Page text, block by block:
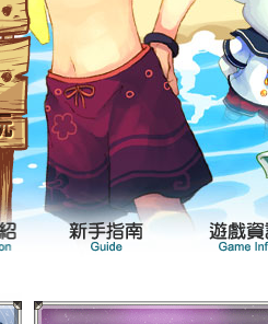
新聞專區 遊戲介紹
遊
社